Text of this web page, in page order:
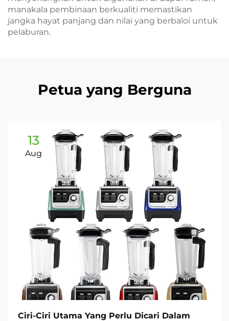
manakala pembinaan berkualiti memastikan
jangka hayat panjang dan nilai yang berbaloi untuk
pelaburan.
Petua yang Berguna
13
Aug
Ciri-Ciri Utama Yang Perlu Dicari Dalam